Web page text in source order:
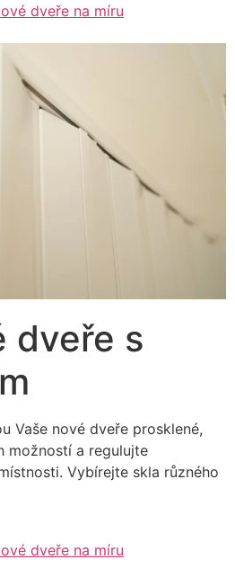
dveře na míru
dveře s
Vaše nové dveře prosklené,
možností a regulujte
Vybírejte skla různého
dveře na míru